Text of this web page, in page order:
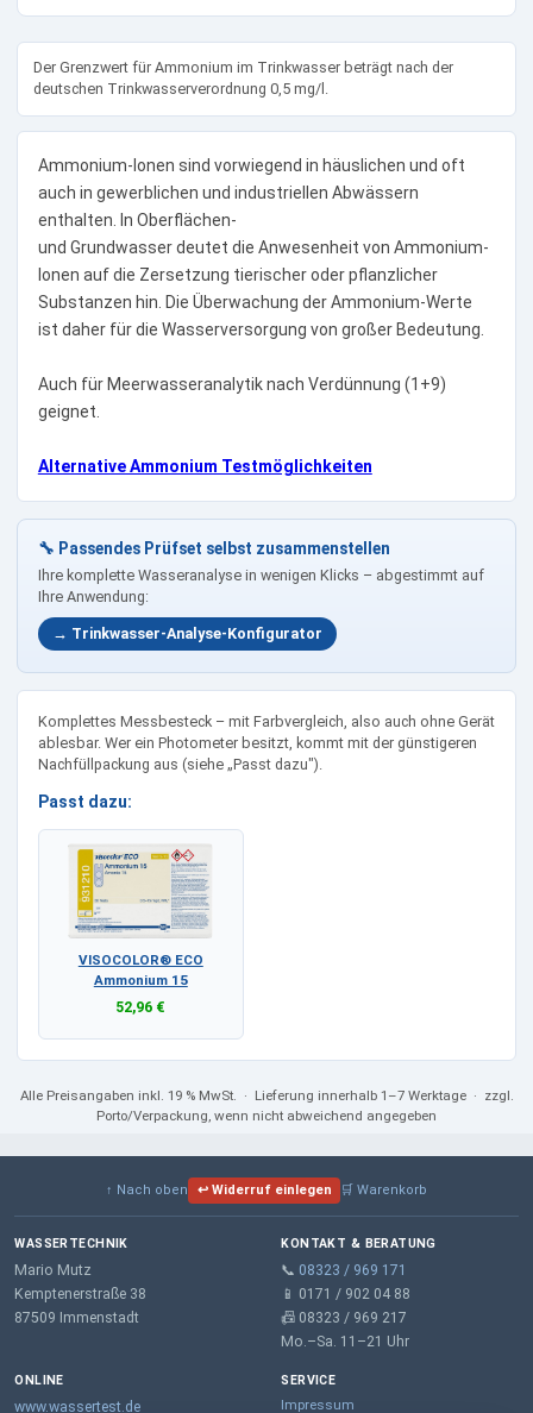
Der Grenzwert für Ammonium im Trinkwasser beträgt nach der
deutschen Trinkwasserverordnung 0,5 mg/l.
Ammonium-Ionen sind vorwiegend in häuslichen und oft
auch in gewerblichen und industriellen Abwässern
enthalten. In Oberflächen-
und Grundwasser deutet die Anwesenheit von Ammonium-
Ionen auf die Zersetzung tierischer oder pflanzlicher
Substanzen hin. Die Überwachung der Ammonium-Werte
ist daher für die Wasserversorgung von großer Bedeutung.
Auch für Meerwasseranalytik nach Verdünnung (1+9)
geignet.
Alternative Ammonium Testmöglichkeiten
🔧 Passendes Prüfset selbst zusammenstellen
Ihre komplette Wasseranalyse in wenigen Klicks – abgestimmt auf
Ihre Anwendung:
→ Trinkwasser-Analyse-Konfigurator
Komplettes Messbesteck – mit Farbvergleich, also auch ohne Gerät
ablesbar. Wer ein Photometer besitzt, kommt mit der günstigeren
Nachfüllpackung aus (siehe „Passt dazu").
Passt dazu:
VISOCOLOR® ECO
Ammonium 15
52,96 €
Alle Preisangaben inkl. 19 % MwSt. · Lieferung innerhalb 1–7 Werktage · zzgl.
Porto/Verpackung, wenn nicht abweichend angegeben
↑ Nach oben ↩ Widerruf einlegen 🛒 Warenkorb
WASSERTECHNIK
Mario Mutz
Kemptenerstraße 38
87509 Immenstadt
KONTAKT & BERATUNG
📞 08323 / 969 171
📱 0171 / 902 04 88
📠 08323 / 969 217
Mo.–Sa. 11–21 Uhr
ONLINE
www.wassertest.de
SERVICE
Impressum